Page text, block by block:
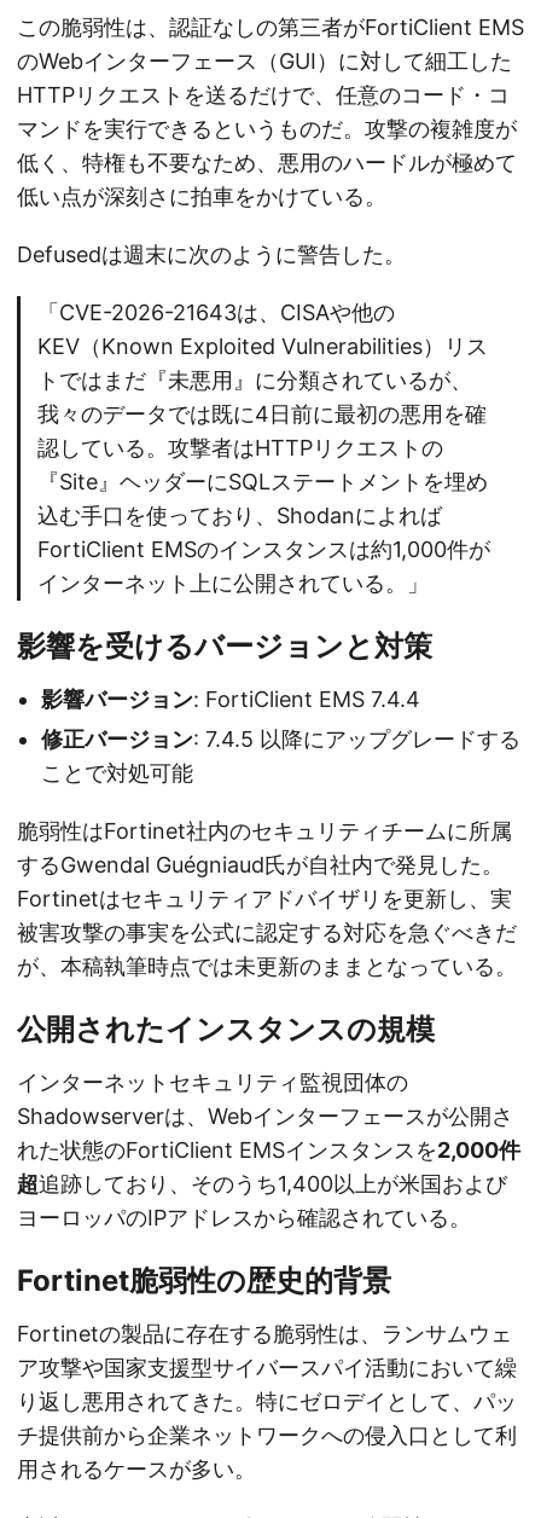
この脆弱性は、認証なしの第三者がFortiClient EMS
のWebインターフェース（GUI）に対して細工した
HTTPリクエストを送るだけで、任意のコード・コ
マンドを実行できるというものだ。攻撃の複雑度が
低く、特権も不要なため、悪用のハードルが極めて
低い点が深刻さに拍車をかけている。
Defusedは週末に次のように警告した。
「CVE-2026-21643は、CISAや他の
KEV（Known Exploited Vulnerabilities）リス
トではまだ『未悪用』に分類されているが、
我々のデータでは既に4日前に最初の悪用を確
認している。攻撃者はHTTPリクエストの
『Site』ヘッダーにSQLステートメントを埋め
込む手口を使っており、Shodanによれば
FortiClient EMSのインスタンスは約1,000件が
インターネット上に公開されている。」
影響を受けるバージョンと対策
影響バージョン: FortiClient EMS 7.4.4
修正バージョン: 7.4.5 以降にアップグレードする
ことで対処可能
脆弱性はFortinet社内のセキュリティチームに所属
するGwendal Guégniaud氏が自社内で発見した。
Fortinetはセキュリティアドバイザリを更新し、実
被害攻撃の事実を公式に認定する対応を急ぐべきだ
が、本稿執筆時点では未更新のままとなっている。
公開されたインスタンスの規模
インターネットセキュリティ監視団体の
Shadowserverは、Webインターフェースが公開さ
れた状態のFortiClient EMSインスタンスを2,000件
超追跡しており、そのうち1,400以上が米国および
ヨーロッパのIPアドレスから確認されている。
Fortinet脆弱性の歴史的背景
Fortinetの製品に存在する脆弱性は、ランサムウェ
ア攻撃や国家支援型サイバースパイ活動において繰
り返し悪用されてきた。特にゼロデイとして、パッ
チ提供前から企業ネットワークへの侵入口として利
用されるケースが多い。